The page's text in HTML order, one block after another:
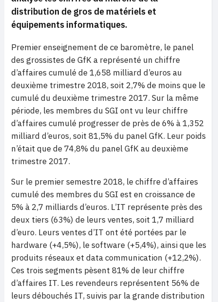
distribution de gros de matériels et
équipements informatiques.
Premier enseignement de ce baromètre, le panel
des grossistes de GfK a représenté un chiffre
d’affaires cumulé de 1,658 milliard d’euros au
deuxième trimestre 2018, soit 2,7% de moins que le
cumulé du deuxième trimestre 2017. Sur la même
période, les membres du SGI ont vu leur chiffre
d’affaires cumulé progresser de près de 6% à 1,352
milliard d’euros, soit 81,5% du panel GfK. Leur poids
n’était que de 74,8% du panel GfK au deuxième
trimestre 2017.
Sur le premier semestre 2018, le chiffre d’affaires
cumulé des membres du SGI est en croissance de
5% à 2,7 milliards d’euros. L’IT représente près des
deux tiers (63%) de leurs ventes, soit 1,7 milliard
d’euro. Leurs ventes d’IT ont été portées par le
hardware (+4,5%), le software (+5,4%), ainsi que les
produits réseaux et data communication (+12,2%).
Ces trois segments pèsent 81% de leur chiffre
d’affaires IT. Les revendeurs représentent 56% de
leurs débouchés IT, suivis par la grande distribution